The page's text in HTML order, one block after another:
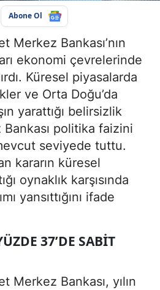
Abone Ol
Merkez Bankası’nın
ekonomi çevrelerinde
Küresel piyasalarda
ve Orta Doğu’da
yarattığı belirsizlik
politika faizini
seviyede tuttu.
kararın küresel
oynaklık karşısında
yansıttığını ifade
37’DE SABIT
Merkez Bankası, yılın